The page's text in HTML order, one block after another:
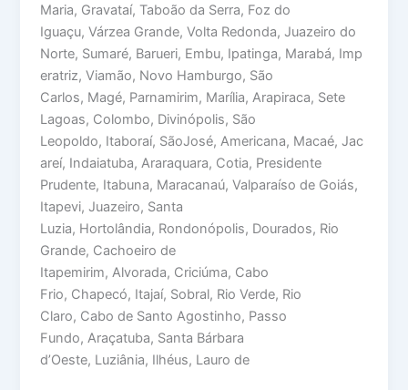
Maria, Gravataí, Taboão da Serra, Foz do
Iguaçu, Várzea Grande, Volta Redonda, Juazeiro do
Norte, Sumaré, Barueri, Embu, Ipatinga, Marabá, Imp
eratriz, Viamão, Novo Hamburgo, São
Carlos, Magé, Parnamirim, Marília, Arapiraca, Sete
Lagoas, Colombo, Divinópolis, São
Leopoldo, Itaboraí, SãoJosé, Americana, Macaé, Jac
areí, Indaiatuba, Araraquara, Cotia, Presidente
Prudente, Itabuna, Maracanaú, Valparaíso de Goiás,
Itapevi, Juazeiro, Santa
Luzia, Hortolândia, Rondonópolis, Dourados, Rio
Grande, Cachoeiro de
Itapemirim, Alvorada, Criciúma, Cabo
Frio, Chapecó, Itajaí, Sobral, Rio Verde, Rio
Claro, Cabo de Santo Agostinho, Passo
Fundo, Araçatuba, Santa Bárbara
d’Oeste, Luziânia, Ilhéus, Lauro de